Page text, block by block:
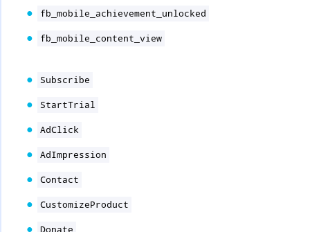
fb_mobile_achievement_unlocked
fb_mobile_content_view
Subscribe
StartTrial
AdClick
AdImpression
Contact
CustomizeProduct
Donate